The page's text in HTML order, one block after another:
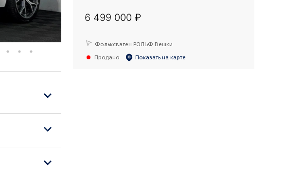
6 499 000 ₽
Фольксваген РОЛЬФ Вешки
Продано
Показать на карте